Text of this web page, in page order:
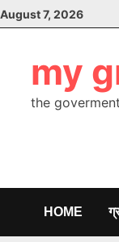
Skip
to
August 7, 2026
my
the
HOME